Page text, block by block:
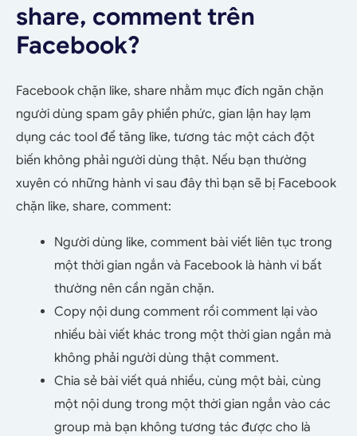
share, comment trên
Facebook?
Facebook chặn like, share nhằm mục đích ngăn chặn
người dùng spam gây phiền phức, gian lận hay lạm
dụng các tool để tăng like, tương tác một cách đột
biến không phải người dùng thật. Nếu bạn thường
xuyên có những hành vi sau đây thì bạn sẽ bị Facebook
chặn like, share, comment:
Người dùng like, comment bài viết liên tục trong
một thời gian ngắn và Facebook là hành vi bất
thường nên cần ngăn chặn.
Copy nội dung comment rồi comment lại vào
nhiều bài viết khác trong một thời gian ngắn mà
không phải người dùng thật comment.
Chia sẻ bài viết quá nhiều, cùng một bài, cùng
một nội dung trong một thời gian ngắn vào các
group mà bạn không tương tác được cho là